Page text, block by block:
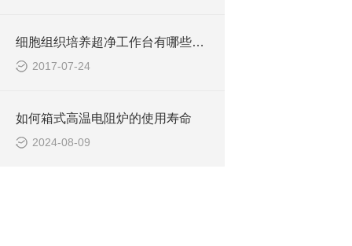
细胞组织培养超净工作台有哪些功能特点
2017-07-24
如何箱式高温电阻炉的使用寿命
2024-08-09